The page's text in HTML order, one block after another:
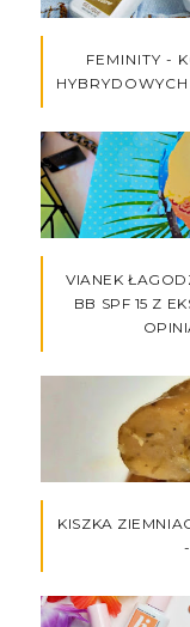
FEMINITY -
VIANEK
BB SPF 15 Z
KISZKA